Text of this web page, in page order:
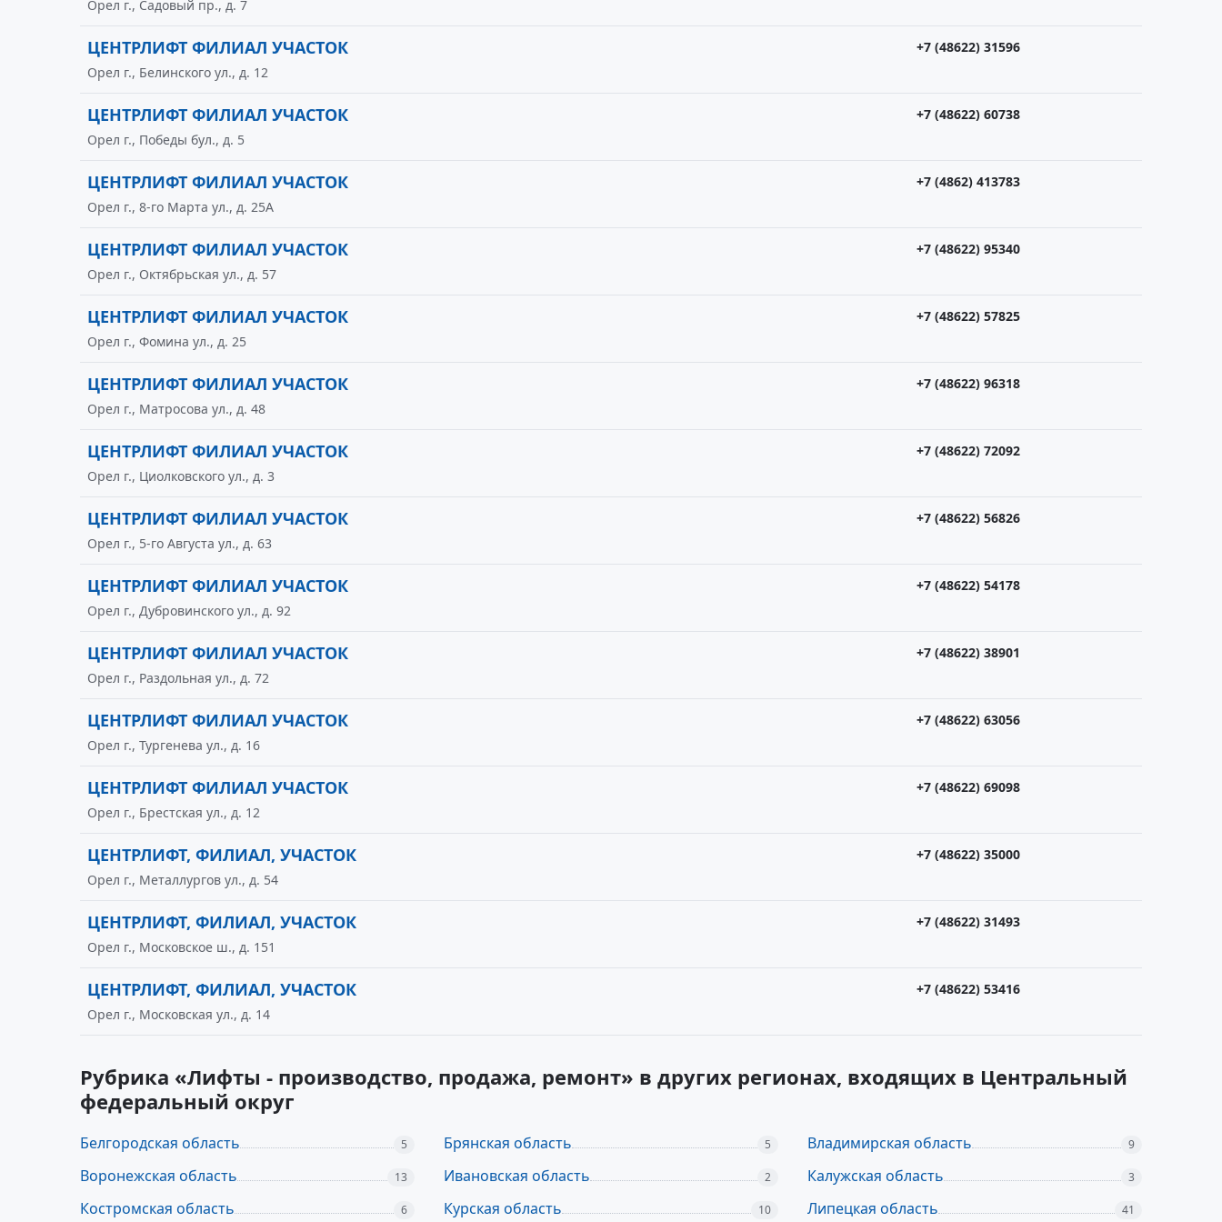
Орел г., Садовый пр., д. 7
ЦЕНТРЛИФТ ФИЛИАЛ УЧАСТОК
+7 (48622) 31596
Орел г., Белинского ул., д. 12
ЦЕНТРЛИФТ ФИЛИАЛ УЧАСТОК
+7 (48622) 60738
Орел г., Победы бул., д. 5
ЦЕНТРЛИФТ ФИЛИАЛ УЧАСТОК
+7 (4862) 413783
Орел г., 8-го Марта ул., д. 25А
ЦЕНТРЛИФТ ФИЛИАЛ УЧАСТОК
+7 (48622) 95340
Орел г., Октябрьская ул., д. 57
ЦЕНТРЛИФТ ФИЛИАЛ УЧАСТОК
+7 (48622) 57825
Орел г., Фомина ул., д. 25
ЦЕНТРЛИФТ ФИЛИАЛ УЧАСТОК
+7 (48622) 96318
Орел г., Матросова ул., д. 48
ЦЕНТРЛИФТ ФИЛИАЛ УЧАСТОК
+7 (48622) 72092
Орел г., Циолковского ул., д. 3
ЦЕНТРЛИФТ ФИЛИАЛ УЧАСТОК
+7 (48622) 56826
Орел г., 5-го Августа ул., д. 63
ЦЕНТРЛИФТ ФИЛИАЛ УЧАСТОК
+7 (48622) 54178
Орел г., Дубровинского ул., д. 92
ЦЕНТРЛИФТ ФИЛИАЛ УЧАСТОК
+7 (48622) 38901
Орел г., Раздольная ул., д. 72
ЦЕНТРЛИФТ ФИЛИАЛ УЧАСТОК
+7 (48622) 63056
Орел г., Тургенева ул., д. 16
ЦЕНТРЛИФТ ФИЛИАЛ УЧАСТОК
+7 (48622) 69098
Орел г., Брестская ул., д. 12
ЦЕНТРЛИФТ, ФИЛИАЛ, УЧАСТОК
+7 (48622) 35000
Орел г., Металлургов ул., д. 54
ЦЕНТРЛИФТ, ФИЛИАЛ, УЧАСТОК
+7 (48622) 31493
Орел г., Московское ш., д. 151
ЦЕНТРЛИФТ, ФИЛИАЛ, УЧАСТОК
+7 (48622) 53416
Орел г., Московская ул., д. 14
Рубрика «Лифты - производство, продажа, ремонт» в других регионах, входящих в Центральный
федеральный округ
Белгородская область 5 Брянская область 5 Владимирская область 9
Воронежская область 13 Ивановская область 2 Калужская область 3
Костромская область 6 Курская область 10 Липецкая область 41